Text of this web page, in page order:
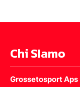
Chi SIamo
Grossetosport Aps